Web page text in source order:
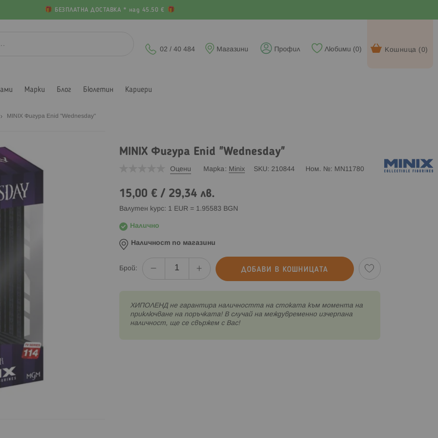
БЕЗПЛАТНА ДОСТАВКА * над 45.50 €
Кошница (0)
Любими (0)
Профил
Магазини
02 / 40 484
Марки Блог Бюлетин Кариери
MINIX Фигура Enid "Wednesday"
MINIX Фигура Enid "Wednesday"
Оцени Марка Minix SKU 210844 Ном. № MN11780
15,00 €/ 29,34 лв.
Валутен курс: 1 EUR = 1.95583 BGN
Налично
Наличност по магазини
Брой: ДОБАВИ В КОШНИЦАТА
XИПОЛЕНД не гарантира наличността на стоката към момента на
приключване на поръчката! В случай на междувременно изчерпана
наличност, ще се свържем с Вас!